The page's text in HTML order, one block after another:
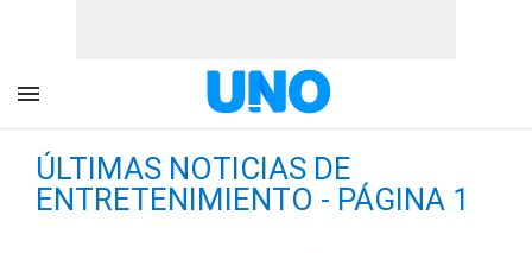
ÚLTIMAS NOTICIAS DE
ENTRETENIMIENTO - PÁGINA 1